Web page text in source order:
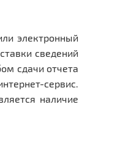
электронный
сведений
сдачи отчета
сервис.
наличие